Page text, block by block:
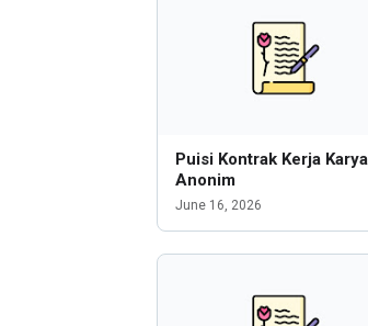
Puisi Kontrak Kerja Karya
Anonim
June 16, 2026